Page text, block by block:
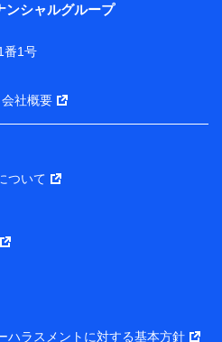
ンシャルグループ
番1号
会社概要
ついて
ハラスメントに対する基本方針